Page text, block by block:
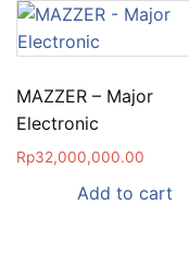
MAZZER – Major
Electronic
Rp32,000,000.00
Add to cart